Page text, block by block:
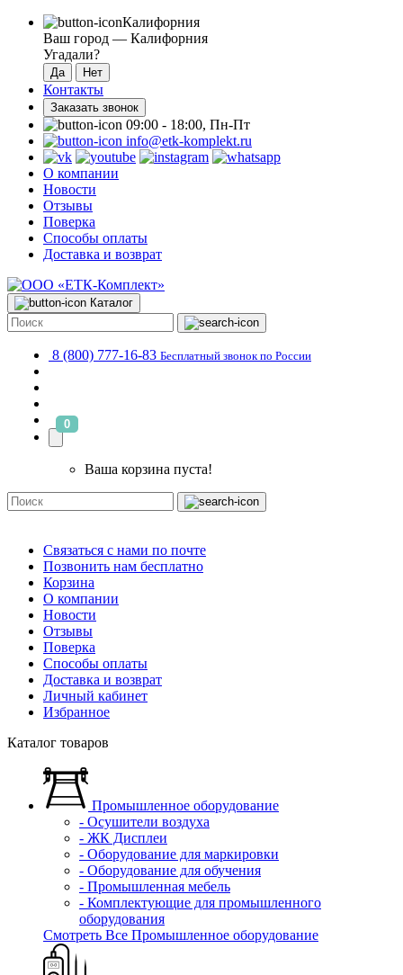
Калифорния
Ваш город — Калифорния
Угадали?
Контакты
Заказать звонок
09:00 - 18:00, Пн-Пт
info@etk-komplekt.ru
О компании
Новости
Отзывы
Поверка
Способы оплаты
Доставка и возврат
Каталог
8 (800) 777-16-83 Бесплатный звонок по России
0
Ваша корзина пуста!
Связаться с нами по почте
Позвонить нам бесплатно
Корзина
О компании
Новости
Отзывы
Поверка
Способы оплаты
Доставка и возврат
Личный кабинет
Избранное
Каталог товаров
Промышленное оборудование
- Осушители воздуха
- ЖК Дисплеи
- Оборудование для маркировки
- Оборудование для обучения
- Промышленная мебель
- Комплектующие для промышленного
оборудования
Смотреть Все Промышленное оборудование